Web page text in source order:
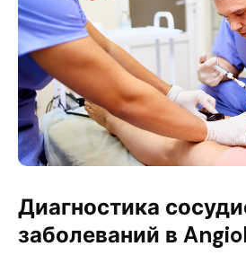
Диагностика
заболеваний в